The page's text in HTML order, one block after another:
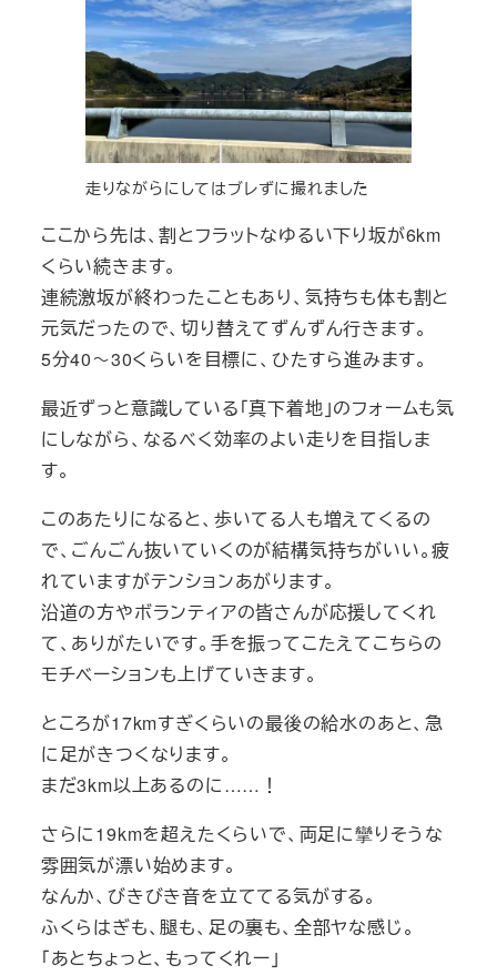
走りながらにしてはブレずに撮れました
ここから先は、割とフラットなゆるい下り坂が6km
くらい続きます。
連続激坂が終わったこともあり、気持ちも体も割と
元気だったので、切り替えてずんずん行きます。
5分40～30くらいを目標に、ひたすら進みます。
最近ずっと意識している「真下着地」のフォームも気
にしながら、なるべく効率のよい走りを目指しま
す。
このあたりになると、歩いてる人も増えてくるの
で、ごんごん抜いていくのが結構気持ちがいい。疲
れていますがテンションあがります。
沿道の方やボランティアの皆さんが応援してくれ
て、ありがたいです。手を振ってこたえてこちらの
モチベーションも上げていきます。
ところが17kmすぎくらいの最後の給水のあと、急
に足がきつくなります。
まだ3km以上あるのに……！
さらに19kmを超えたくらいで、両足に攣りそうな
雰囲気が漂い始めます。
なんか、びきびき音を立ててる気がする。
ふくらはぎも、腿も、足の裏も、全部ヤな感じ。
「あとちょっと、もってくれー」